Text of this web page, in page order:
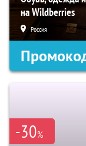
на Wildberries
Россия
-30%